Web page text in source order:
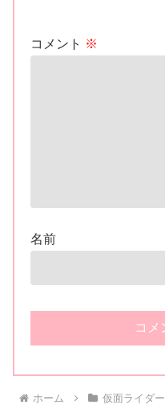
コメント ※
名前
ホーム 仮面ライダー